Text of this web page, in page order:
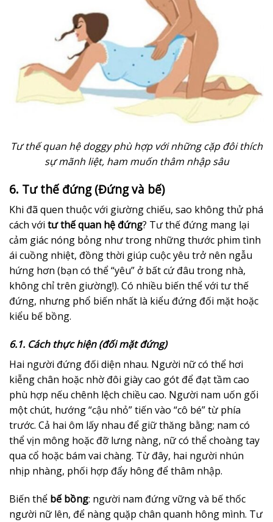
Tư thế quan hệ doggy phù hợp với những cặp đôi thích
sự mãnh liệt, ham muốn thâm nhập sâu
6. Tư thế đứng (Đứng và bế)
Khi đã quen thuộc với giường chiếu, sao không thử phá
cách với tư thế quan hệ đứng? Tư thế đứng mang lại
cảm giác nóng bỏng như trong những thước phim tình
ái cuồng nhiệt, đồng thời giúp cuộc yêu trở nên ngẫu
hứng hơn (bạn có thể “yêu” ở bất cứ đâu trong nhà,
không chỉ trên giường!). Có nhiều biến thể với tư thế
đứng, nhưng phổ biến nhất là kiểu đứng đối mặt hoặc
kiểu bế bồng.
6.1. Cách thực hiện (đối mặt đứng)
Hai người đứng đối diện nhau. Người nữ có thể hơi
kiễng chân hoặc nhờ đôi giày cao gót để đạt tầm cao
phù hợp nếu chênh lệch chiều cao. Người nam uốn gối
một chút, hướng “cậu nhỏ” tiến vào “cô bé” từ phía
trước. Cả hai ôm lấy nhau để giữ thăng bằng; nam có
thể vịn mông hoặc đỡ lưng nàng, nữ có thể choàng tay
qua cổ hoặc bám vai chàng. Từ đây, hai người nhún
nhịp nhàng, phối hợp đẩy hông để thâm nhập.
Biến thể bế bồng: người nam đứng vững và bế thốc
người nữ lên, để nàng quặp chân quanh hông mình. Tư